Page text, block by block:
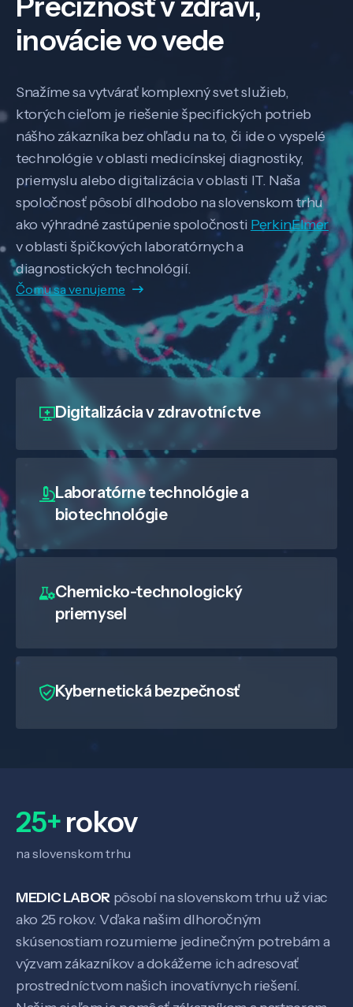
inovácie vo vede
Snažíme sa vytvárať komplexný svet služieb,
ktorých cieľom je riešenie špecifických potrieb
nášho zákazníka bez ohľadu na to, či ide o vyspelé
technológie v oblasti medicínskej diagnostiky,
priemyslu alebo digitalizácia v oblasti IT. Naša
spoločnosť pôsobí dlhodobo na slovenskom trhu
ako výhradné zastúpenie spoločnosti PerkinElmer
v oblasti špičkových laboratórnych a
diagnostických technológií.
Čomu sa venujeme
Digitalizáciav zdravotníctve
Laboratórne technológie a
biotechnológie
Chemicko-technologický
priemysel
Kybernetická bezpečnosť
25+rokov
na slovenskom trhu
MEDIC LABOR pôsobí na slovenskom trhu už viac
ako 25 rokov. Vďaka našim dlhoročným
skúsenostiam rozumieme jedinečným potrebám a
výzvam zákazníkov a dokážeme ich adresovať
prostredníctvom našich inovatívnych riešení.